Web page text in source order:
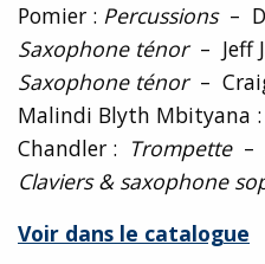
Pomier : Percussions–
Saxophone ténor– Jeff
Saxophone ténor –
Malindi Blyth Mbityana :
Chandler : Trompette–
Claviers & saxophone
Voir dans le catalogue